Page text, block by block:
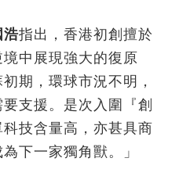
浩指出，香港初創擅於
中展現強大的復原
期，環球市況不明，
支援。是次入圍『創
技含量高，亦甚具商
下一家獨角獸。」